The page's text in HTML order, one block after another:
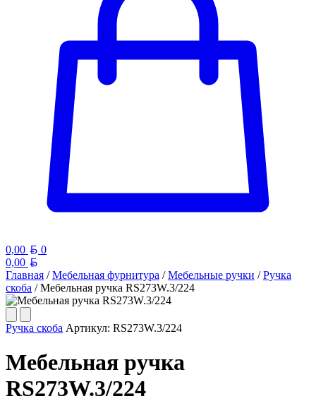
0,00 Белорусский рубль
0
0,00
Главная /Мебельная фурнитура /Мебельные ручки /Ручка
скоба / Мебельная ручка RS273W.3/224
Ручка скоба Артикул: RS273W.3/224
Мебельная ручка
RS273W.3/224